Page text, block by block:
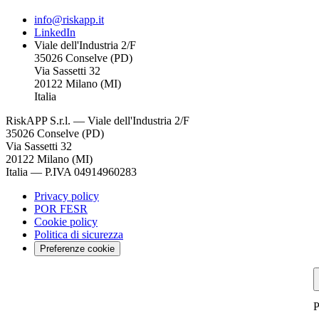
info@riskapp.it
LinkedIn
Viale dell'Industria 2/F
35026 Conselve (PD)
Via Sassetti 32
20122 Milano (MI)
Italia
RiskAPP S.r.l. — Viale dell'Industria 2/F
35026 Conselve (PD)
Via Sassetti 32
20122 Milano (MI)
Italia — P.IVA 04914960283
Privacy policy
POR FESR
Cookie policy
Politica di sicurezza
Preferenze cookie